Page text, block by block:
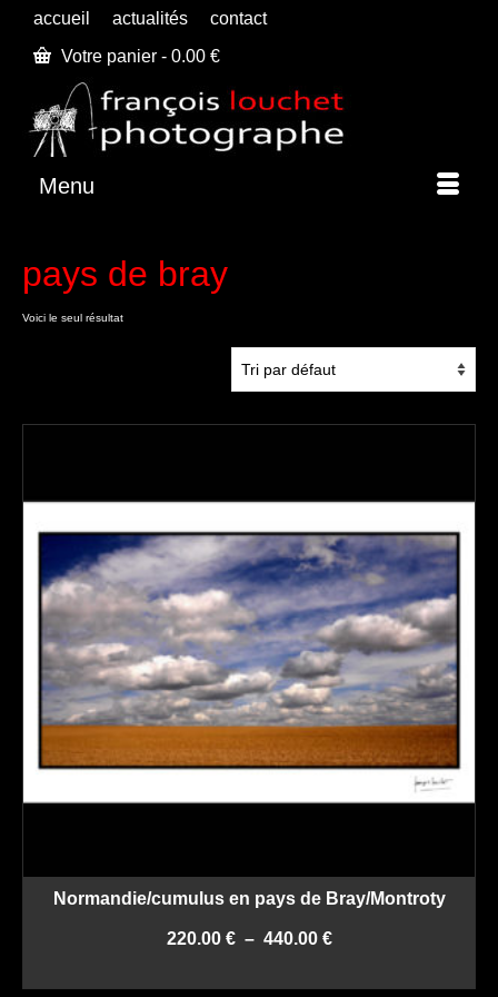
accueil actualités
contact
Votre panier - 0.00 €
Menu
pays de bray
Voici le seul résultat
Normandie/cumulus en pays de Bray/Montroty
220.00 € – 440.00 €Plage